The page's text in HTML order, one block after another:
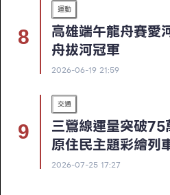
運動
高雄端午龍舟賽愛
舟拔河冠軍
2026-06-19 21:59
交通
三鶯線運量突破
原住民主題彩繪列
2026-07-25 17:27